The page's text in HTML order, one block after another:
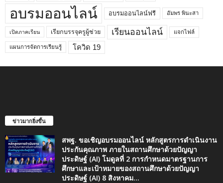
อบรมออนไลน์ อบรมออนไลน์ฟรี อัมพร พินะสา
เปิดภาคเรียน เรียกบรรจุครูผู้ช่วย เรียนออนไลน์ แจกไฟล์
แผนการจัดการเรียนรู้ โควิด 19
ข่าวมากยิ่งขึ้น
สพฐ. ขอเชิญอบรมออนไลน์ หลักสูตรการดำเนินงาน
ประกันคุณภาพ ภายในสถานศึกษาด้วยปัญญา
ประดิษฐ์ (AI) โมดูลที่ 2 การกำหนดมาตรฐานการ
ศึกษาและเป้าหมายของสถานศึกษาด้วยปัญญา
ประดิษฐ์ (AI) 8 สิงหาคม...